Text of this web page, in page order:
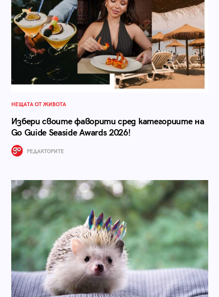
НЕЩАТА ОТ ЖИВОТА
Избери своите фаворити сред категориите на
Go Guide Seaside Awards 2026!
РЕДАКТОРИТЕ